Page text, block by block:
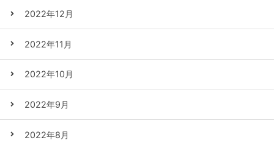
2022年12月
2022年11月
2022年10月
2022年9月
2022年8月